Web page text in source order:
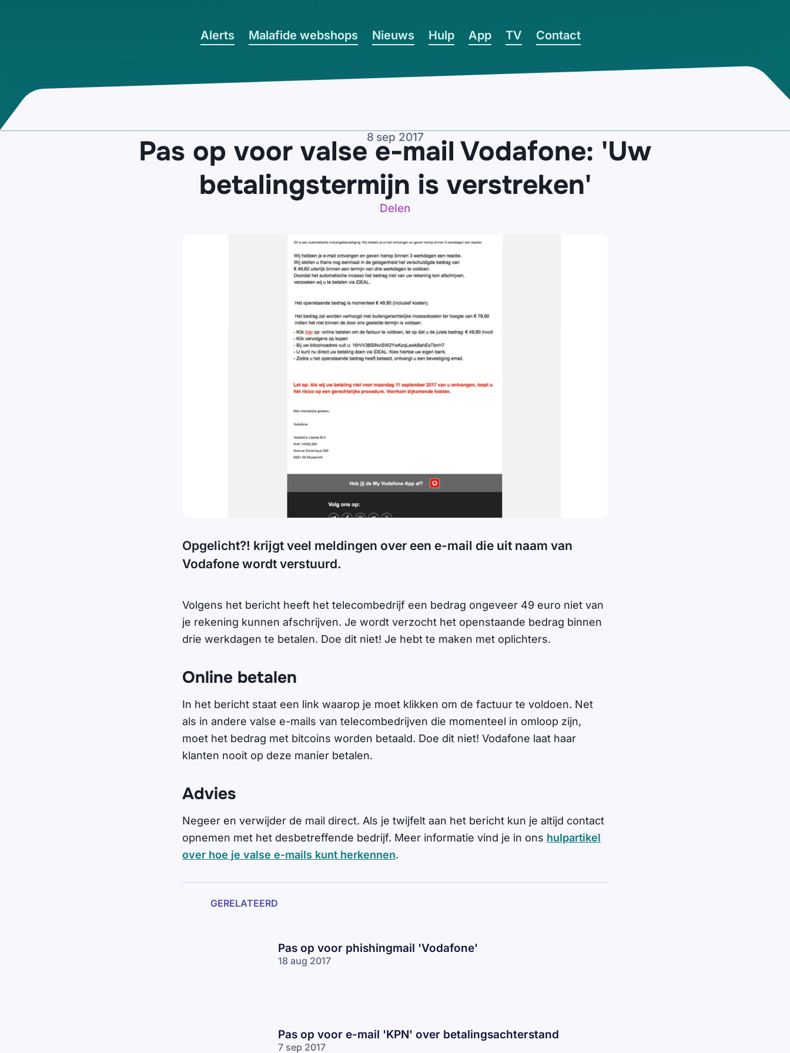
Alerts Malafide webshops Nieuws Hulp App TV Contact
8 sep 2017
Pas op voor valse e-mail Vodafone: 'Uw
betalingstermijn is verstreken'
Delen
Opgelicht?! krijgt veel meldingen over een e-mail die uit naam van
Vodafone wordt verstuurd.
Volgens het bericht heeft het telecombedrijf een bedrag ongeveer 49 euro niet van
je rekening kunnen afschrijven. Je wordt verzocht het openstaande bedrag binnen
drie werkdagen te betalen. Doe dit niet! Je hebt te maken met oplichters.
Online betalen
In het bericht staat een link waarop je moet klikken om de factuur te voldoen. Net
als in andere valse e-mails van telecombedrijven die momenteel in omloop zijn,
moet het bedrag met bitcoins worden betaald. Doe dit niet! Vodafone laat haar
klanten nooit op deze manier betalen.
Advies
Negeer en verwijder de mail direct. Als je twijfelt aan het bericht kun je altijd contact
opnemen met het desbetreffende bedrijf. Meer informatie vind je in ons hulpartikel
over hoe je valse e-mails kunt herkennen.
GERELATEERD
Pas op voor phishingmail 'Vodafone'
18 aug 2017
Pas op voor e-mail 'KPN' over betalingsachterstand
7 sep 2017